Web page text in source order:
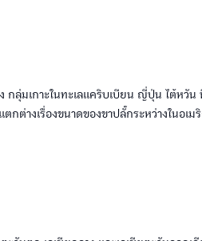
กลุ่มเกาะในทะเลแคริบเบียน ญี่ปุ่น ไต้หวั
กต่างเรื่องขนาดของขาปลั๊กระหว่างในอเ